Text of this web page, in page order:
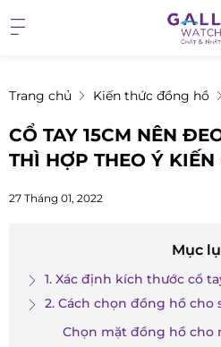
Trang chủ Kiến thức đồng hồ
CỔ TAY 15CM NÊN
THÌ HỢP THEO Ý KIẾN
27 Tháng 01, 2022
Mục
1. Xác định kích thước cổ
2. Cách chọn đồng hồ cho
Chọn mặt đồng hồ cho